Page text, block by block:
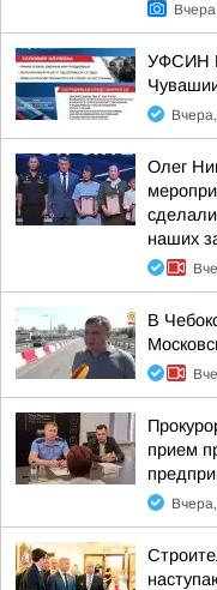
УФСИН
Олег
наших
В
прием